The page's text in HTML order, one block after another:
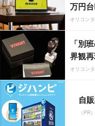
万円台
オリコン
「別
界観
オリコン
自
（PR